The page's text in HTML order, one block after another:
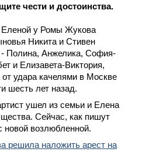
чести и достоинства.
у Ромы Жукова
Никита и Стивен
- Полина, Анжелика, София-
и Елизавета-Виктория,
от удара качелями в Москве
шесть лет назад.
ушел из семьи и Елена
Сейчас, как пишут
возлюбленной.
решила наложить арест на